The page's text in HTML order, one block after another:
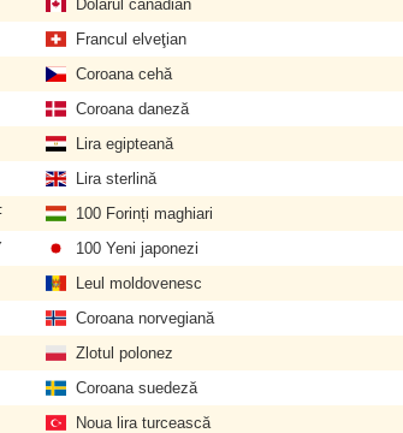
Dolarul canadian
Francul elveţian
Coroana cehă
Coroana daneză
Lira egipteană
Lira sterlină
100 Forinți maghiari
100 Yeni japonezi
Leul moldovenesc
Coroana norvegiană
Zlotul polonez
Coroana suedeză
Noua lira turcească